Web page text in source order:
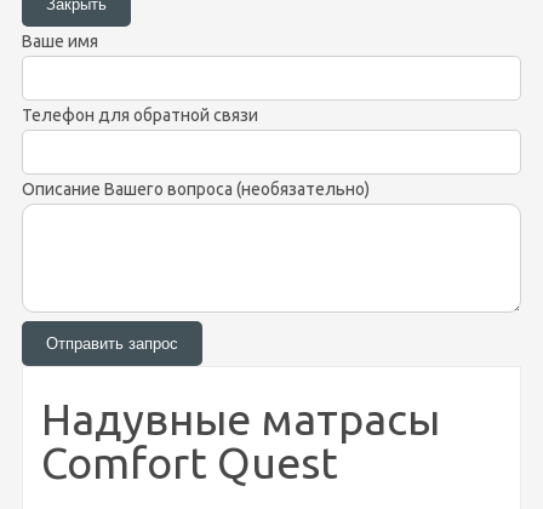
Ваше имя
Телефон для обратной связи
Описание Вашего вопроса (необязательно)
Надувные матрасы
Comfort Quest